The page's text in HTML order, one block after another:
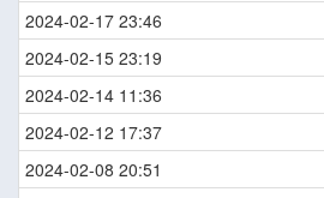
2024-02-17 23:46
2024-02-15 23:19
2024-02-14 11:36
2024-02-12 17:37
2024-02-08 20:51